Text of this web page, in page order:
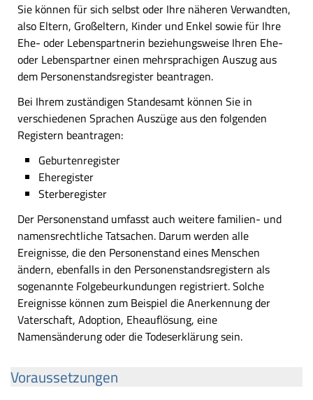
Sie können für sich selbst oder Ihre näheren Verwandten,
also Eltern, Großeltern, Kinder und Enkel sowie für Ihre
Ehe- oder Lebenspartnerin beziehungsweise Ihren Ehe-
oder Lebenspartner einen mehrsprachigen Auszug aus
dem Personenstandsregister beantragen.
Bei Ihrem zuständigen Standesamt können Sie in
verschiedenen Sprachen Auszüge aus den folgenden
Registern beantragen:
Geburtenregister
Eheregister
Sterberegister
Der Personenstand umfasst auch weitere familien- und
namensrechtliche Tatsachen. Darum werden alle
Ereignisse, die den Personenstand eines Menschen
ändern, ebenfalls in den Personenstandsregistern als
sogenannte Folgebeurkundungen registriert. Solche
Ereignisse können zum Beispiel die Anerkennung der
Vaterschaft, Adoption, Eheauflösung, eine
Namensänderung oder die Todeserklärung sein.
Voraussetzungen